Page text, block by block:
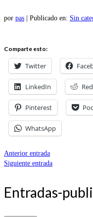
por pas Publicado en: Sin
Comparte esto:
Twitter
LinkedIn
Pinterest
WhatsApp
Anterior entrada
Siguiente entrada
Entradas-